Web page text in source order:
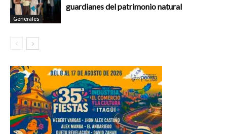
Generales
guardianes del patrimonio natural